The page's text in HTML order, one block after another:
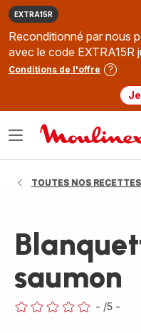
EXTRA15R
Reconditionné par nous
avec le code EXTRA15R
Conditions de l'offre
Ouvrir
TOUTES NOS RECETTES
saumon
- /5 -